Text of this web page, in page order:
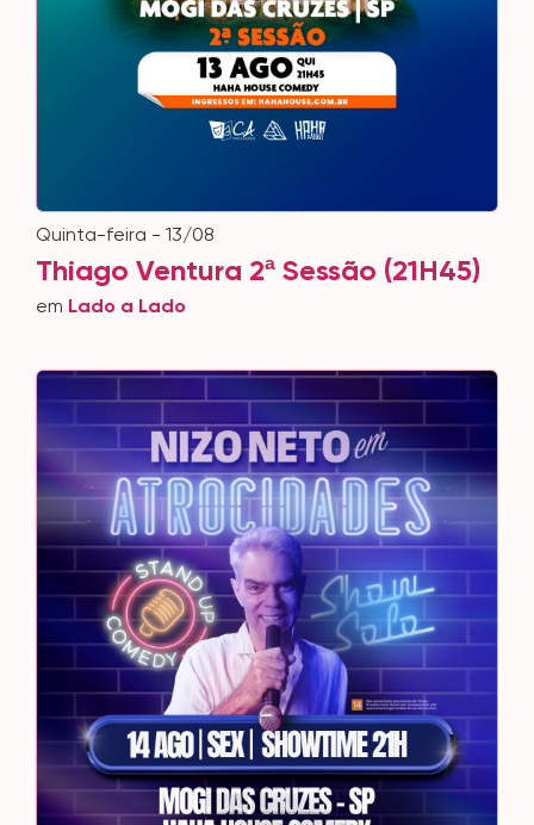
quinta-feira - 13/08
Thiago Ventura 2ª Sessão (21H45)
em Lado a Lado